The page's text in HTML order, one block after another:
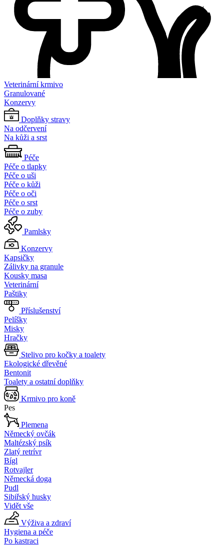
Veterinární krmivo
Granulované
Konzervy
Doplňky stravy
Na odčervení
Na kůži a srst
Péče
Péče o tlapky
Péče o uši
Péče o kůži
Péče o oči
Péče o srst
Péče o zuby
Pamlsky
Konzervy
Kapsičky
Zálivky na granule
Kousky masa
Veterinární
Paštiky
Příslušenství
Pelíšky
Misky
Hračky
Stelivo pro kočky a toalety
Ekologické dřevěné
Bentonit
Toalety a ostatní doplňky
Krmivo pro koně
Pes
Plemena
Německý ovčák
Maltézský psík
Zlatý retrívr
Bígl
Rotvajler
Německá doga
Pudl
Sibiřský husky
Vidět vše
Výživa a zdraví
Hygiena a péče
Po kastraci